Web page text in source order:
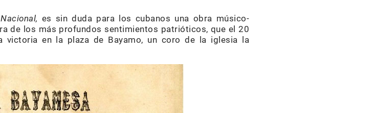
es sin duda para los cubanos una obra músico-
de los más profundos sentimientos patrióticos, que el 20
victoria en la plaza de Bayamo, un coro de la iglesia la